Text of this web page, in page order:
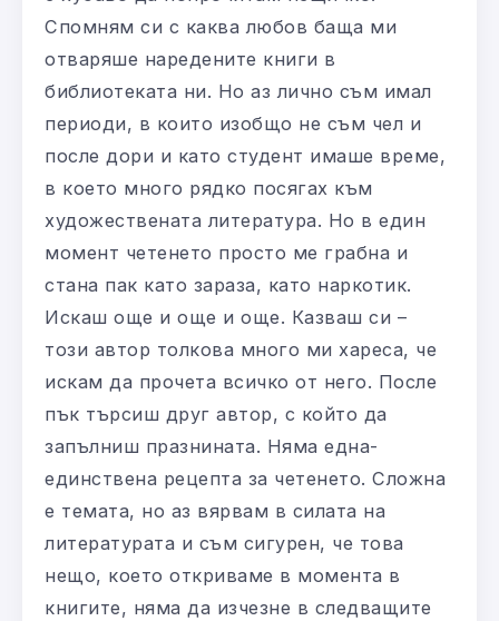
Спомням си с каква любов баща ми
отваряше наредените книги в
библиотеката ни. Но аз лично съм имал
периоди, в които изобщо не съм чел и
после дори и като студент имаше време,
в което много рядко посягах към
художествената литература. Но в един
момент четенето просто ме грабна и
стана пак като зараза, като наркотик.
Искаш още и още и още. Казваш си –
този автор толкова много ми хареса, че
искам да прочета всичко от него. После
пък търсиш друг автор, с който да
запълниш празнината. Няма една-
единствена рецепта за четенето. Сложна
е темата, но аз вярвам в силата на
литературата и съм сигурен, че това
нещо, което откриваме в момента в
книгите, няма да изчезне в следващите